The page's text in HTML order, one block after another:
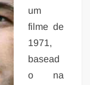
um
filme de
1971,
basead
o na